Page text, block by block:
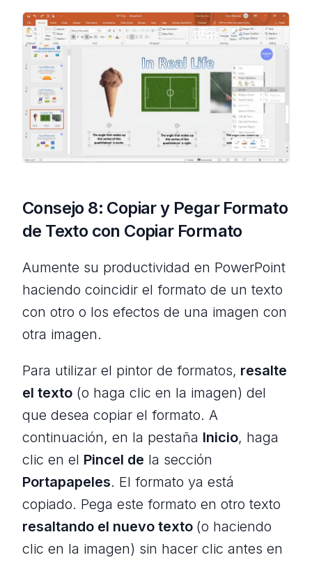
Consejo 8: Copiar y Pegar Formato
de Texto con Copiar Formato
Aumente su productividad en PowerPoint
haciendo coincidir el formato de un texto
con otro o los efectos de una imagen con
otra imagen.
Para utilizar el pintor de formatos, resalte
el texto (o haga clic en la imagen) del
que desea copiar el formato. A
continuación, en la pestaña Inicio, haga
clic en el Pincel de la sección
Portapapeles. El formato ya está
copiado. Pega este formato en otro texto
resaltando el nuevo texto (o haciendo
clic en la imagen) sin hacer clic antes en